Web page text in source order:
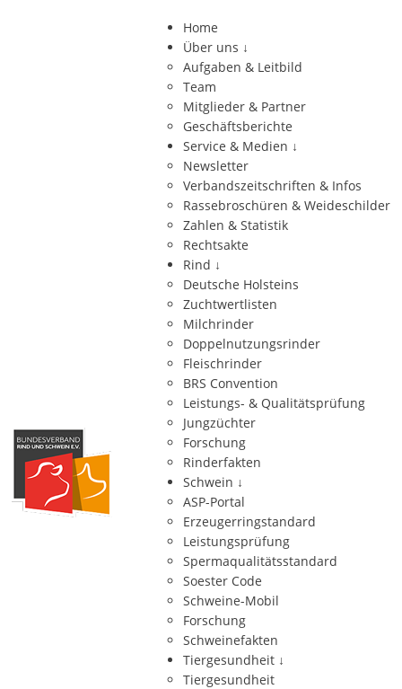
Home
Über uns ↓
Aufgaben & Leitbild
Team
Mitglieder & Partner
Geschäftsberichte
Service & Medien ↓
Newsletter
Verbandszeitschriften & Infos
Rassebroschüren & Weideschilder
Zahlen & Statistik
Rechtsakte
Rind ↓
Deutsche Holsteins
Zuchtwertlisten
Milchrinder
Doppelnutzungsrinder
Fleischrinder
BRS Convention
Leistungs- & Qualitätsprüfung
Jungzüchter
Forschung
Rinderfakten
Schwein ↓
ASP-Portal
Erzeugerringstandard
Leistungsprüfung
Spermaqualitätsstandard
Soester Code
Schweine-Mobil
Forschung
Schweinefakten
Tiergesundheit ↓
Tiergesundheit